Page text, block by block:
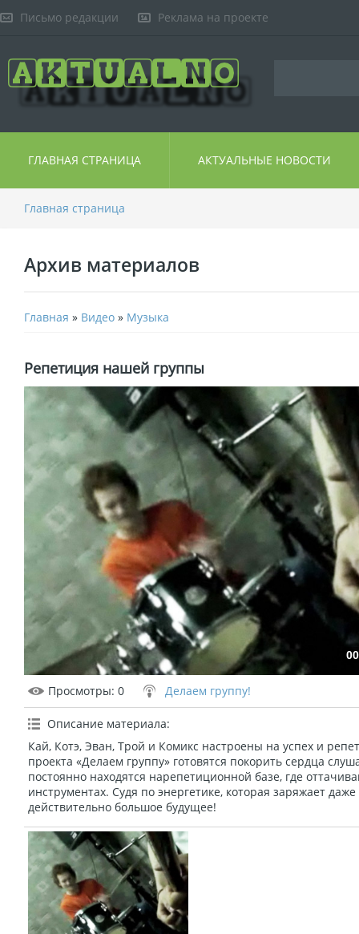
Письмо редакции Реклама на проекте
ГЛАВНАЯ СТРАНИЦА АКТУАЛЬНЫЕ НОВОСТИ
Главная страница
Архив материалов
Главная » Видео » Музыка
Репетиция нашей группы
Просмотры: 0 Делаем группу!
Описание материала:
Кай, Котэ, Эван, Трой и Комикс настроены на успех и
проекта «Делаем группу» готовятся покорить сердца
постоянно находятся нарепетиционной базе, где
инструментах. Судя по энергетике, которая заряжает
действительно большое будущее!